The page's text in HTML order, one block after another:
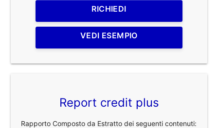
RICHIEDI
VEDI ESEMPIO
Report credit plus
Rapporto Composto da Estratto dei seguenti contenuti: